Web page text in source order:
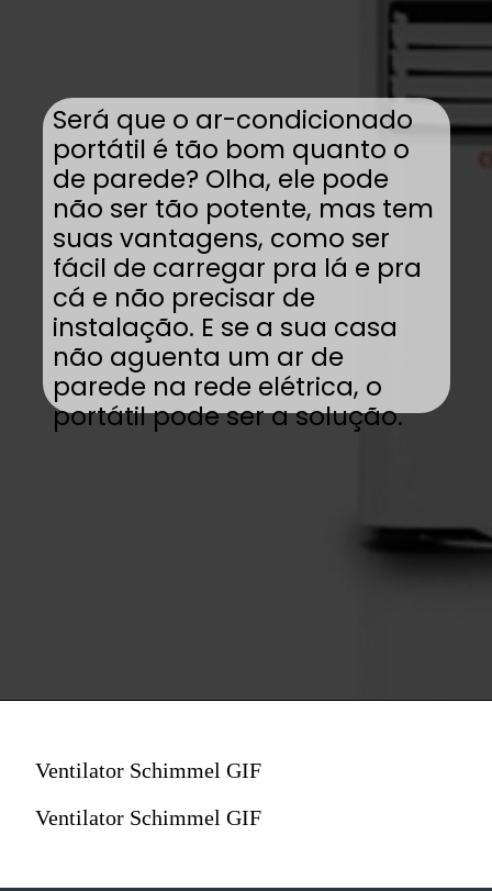
Será que o ar-condicionado
portátil é tão bom quanto o
de parede? Olha, ele pode
não ser tão potente, mas tem
suas vantagens, como ser
fácil de carregar pra lá e pra
cá e não precisar de
instalação. E se a sua casa
não aguenta um ar de
parede na rede elétrica, o
portátil pode ser a solução.
Ventilator Schimmel GIF
Ventilator Schimmel GIF